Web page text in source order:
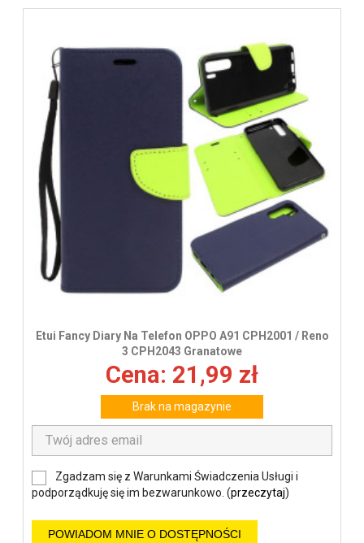
Etui Fancy Diary Na Telefon OPPO A91 CPH2001 / Reno
3 CPH2043 Granatowe
Cena: 21,99 zł
Brak na magazynie
Zgadzam się z Warunkami Świadczenia Usługi i
podporządkuję się im bezwarunkowo. (przeczytaj)
POWIADOM MNIE O DOSTĘPNOŚCI